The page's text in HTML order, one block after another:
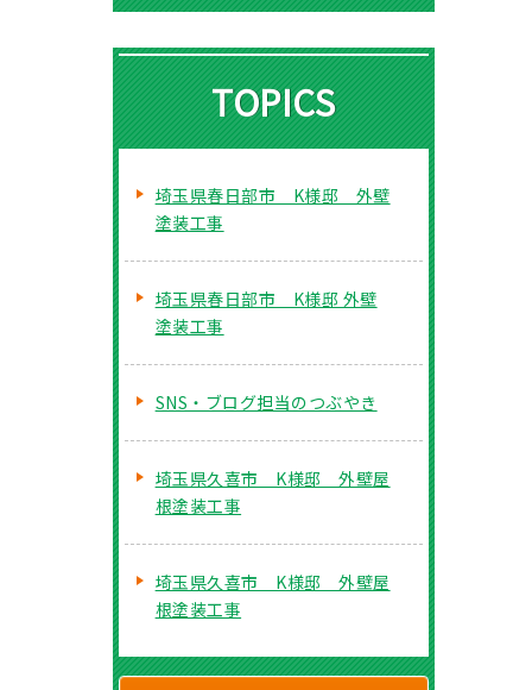
TOPICS
埼玉県春日部市 K様邸 外壁
塗装工事
埼玉県春日部市 K様邸 外壁
塗装工事
SNS・ブログ担当のつぶやき
埼玉県久喜市 K様邸 外壁屋
根塗装工事
埼玉県久喜市 K様邸 外壁屋
根塗装工事